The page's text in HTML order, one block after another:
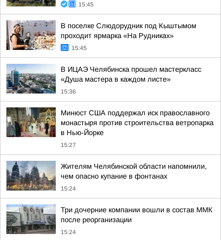
15:45
В поселке Слюдорудник под Кыштымом
проходит ярмарка «На Рудниках»
15:45
В ИЦАЭ Челябинска прошел мастеркласс
«Душа мастера в каждом листе»
15:36
Минюст США поддержал иск православного
монастыря против строительства ветропарка
в Нью-Йорке
15:27
Жителям Челябинской области напомнили,
чем опасно купание в фонтанах
15:24
Три дочерние компании вошли в состав ММК
после реорганизации
15:24